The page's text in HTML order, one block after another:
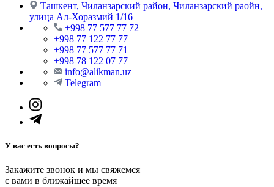
Ташкент, Чиланзарский район, Чиланзарский раойн,
улица Ал-Хоразмий 1/16
+998 77 577 77 72
+998 77 122 77 77
+998 77 577 77 71
+998 78 122 07 77
info@alikman.uz
Telegram
У вас есть вопросы?
Закажите звонок и мы свяжемся
с вами в ближайшее время